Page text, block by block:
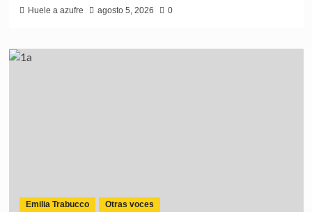
Huele a azufre agosto 5, 2026 0
Emilia Trabucco Otras voces